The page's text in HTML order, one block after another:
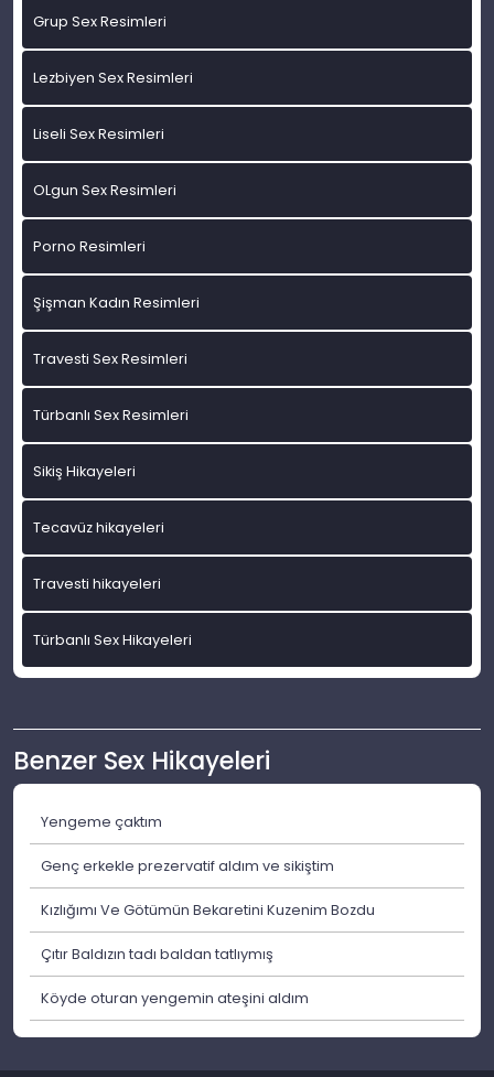
Grup Sex Resimleri
Lezbiyen Sex Resimleri
Liseli Sex Resimleri
OLgun Sex Resimleri
Porno Resimleri
Şişman Kadın Resimleri
Travesti Sex Resimleri
Türbanlı Sex Resimleri
Sikiş Hikayeleri
Tecavüz hikayeleri
Travesti hikayeleri
Türbanlı Sex Hikayeleri
Benzer Sex Hikayeleri
Yengeme çaktım
Genç erkekle prezervatif aldım ve sikiştim
Kızlığımı Ve Götümün Bekaretini Kuzenim Bozdu
Çıtır Baldızın tadı baldan tatlıymış
Köyde oturan yengemin ateşini aldım